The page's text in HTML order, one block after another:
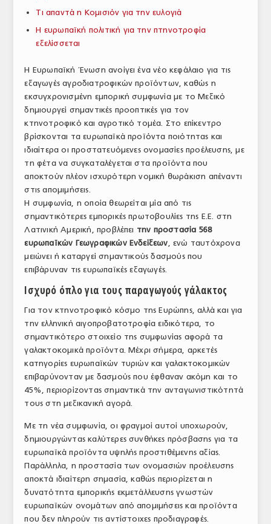
ΣΦΑΓΕΙΑ
ΠΡΩΤΕΣ ΥΛΕΣ
ΥΠΗΡΕΣΙΕΣ
ΕΜΠΟΡΙΚΟΙ ΑΝΤΙΠΡΟΣΩΠΟΙ
ΝΟΜΟΘΕΣΙΑ
ΕΛΛΗΝΙΚΗ ΝΟΜΟΘΕΣΙΑ
ΕΥΡΩΠΑΪΚΗ ΝΟΜΟΘΕΣΙΑ
ΤΟ ΠΕΡΙΟΔΙΚΟ
Profile
ΑΡΧΕΙΟ ΤΕΥΧΩΝ
ΣΥΝΕΔΡΙΟ ΚΡΕΑΤΟΣ
Τι απαντά η Κομισιόν για την ευλογιά
Η ευρωπαϊκή πολιτική για την πτηνοτροφία
εξελίσσεται
Η Ευρωπαϊκή Ένωση ανοίγει ένα νέο κεφάλαιο για τις
εξαγωγές αγροδιατροφικών προϊόντων, καθώς η
εκσυγχρονισμένη εμπορική συμφωνία με το Μεξικό
δημιουργεί σημαντικές προοπτικές για τον
κτηνοτροφικό και αγροτικό τομέα. Στο επίκεντρο
βρίσκονται τα ευρωπαϊκά προϊόντα ποιότητας και
ιδιαίτερα οι προστατευόμενες ονομασίες προέλευσης, με
τη φέτα να συγκαταλέγεται στα προϊόντα που
αποκτούν πλέον ισχυρότερη νομική θωράκιση απέναντι
στις απομιμήσεις.
Η συμφωνία, η οποία θεωρείται μία από τις
σημαντικότερες εμπορικές πρωτοβουλίες της Ε.Ε. στη
Λατινική Αμερική, προβλέπει την προστασία 568
ευρωπαϊκών Γεωγραφικών Ενδείξεων, ενώ ταυτόχρονα
μειώνει ή καταργεί σημαντικούς δασμούς που
επιβάρυναν τις ευρωπαϊκές εξαγωγές.
Ισχυρό όπλο για τους παραγωγούς γάλακτος
Για τον κτηνοτροφικό κόσμο της Ευρώπης, αλλά και για
την ελληνική αιγοπροβατοτροφία ειδικότερα, το
σημαντικότερο στοιχείο της συμφωνίας αφορά τα
γαλακτοκομικά προϊόντα. Μέχρι σήμερα, αρκετές
κατηγορίες ευρωπαϊκών τυριών και γαλακτοκομικών
επιβαρύνονταν με δασμούς που έφθαναν ακόμη και το
45%, περιορίζοντας σημαντικά την ανταγωνιστικότητά
τους στη μεξικανική αγορά.
Με τη νέα συμφωνία, οι φραγμοί αυτοί υποχωρούν,
δημιουργώντας καλύτερες συνθήκες πρόσβασης για τα
ευρωπαϊκά προϊόντα υψηλής προστιθέμενης αξίας.
Παράλληλα, η προστασία των ονομασιών προέλευσης
αποκτά ιδιαίτερη σημασία, καθώς περιορίζεται η
δυνατότητα εμπορικής εκμετάλλευσης γνωστών
ευρωπαϊκών ονομάτων από απομιμήσεις και προϊόντα
που δεν πληρούν τις αντίστοιχες προδιαγραφές.